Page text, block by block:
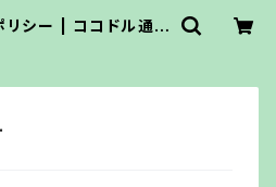
リシー | ココドル通販